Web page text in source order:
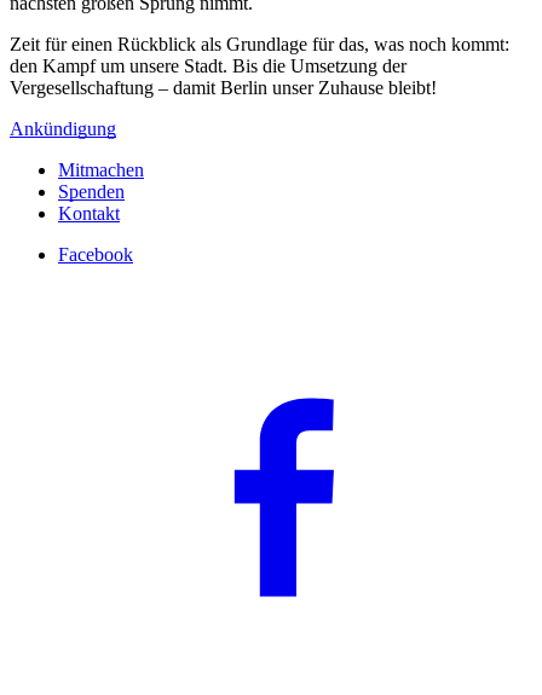
Zeit für einen Rückblick als Grundlage für das, was noch kommt:
den Kampf um unsere Stadt. Bis die Umsetzung der
Vergesellschaftung – damit Berlin unser Zuhause bleibt!
Ankündigung
Mitmachen
Spenden
Kontakt
Facebook